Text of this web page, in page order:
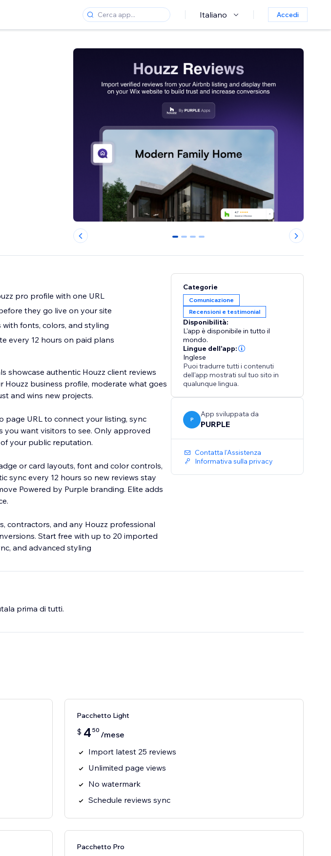
Italiano Accedi
0 1 2 3
pro profile with one URL
they go live on your site
fonts, colors, and styling
every 12 hours on paid plans
showcase authentic Houzz client reviews
and wins new projects.
page URL to connect your listing, sync
you want visitors to see. Only approved
your public reputation.
or card layouts, font and color controls,
sync every 12 hours so new reviews stay
Powered by Purple branding. Elite adds
contractors, and any Houzz professional
Start free with up to 20 imported
and advanced styling
Categorie
Comunicazione
Recensioni e testimonial
Disponibilità:
L'app è disponibile in tutto il
mondo.
Lingue dell'app:
Inglese
Puoi tradurre tutti i contenuti
dell'app mostrati sul tuo sito in
qualunque lingua.
P
App sviluppata da
PURPLE
Contatta l'Assistenza
Informativa sulla privacy
prima di tutti.
Pacchetto Light
$ 4 50 /mese
Import latest 25 reviews
Unlimited page views
No watermark
Schedule reviews sync
Pacchetto Pro